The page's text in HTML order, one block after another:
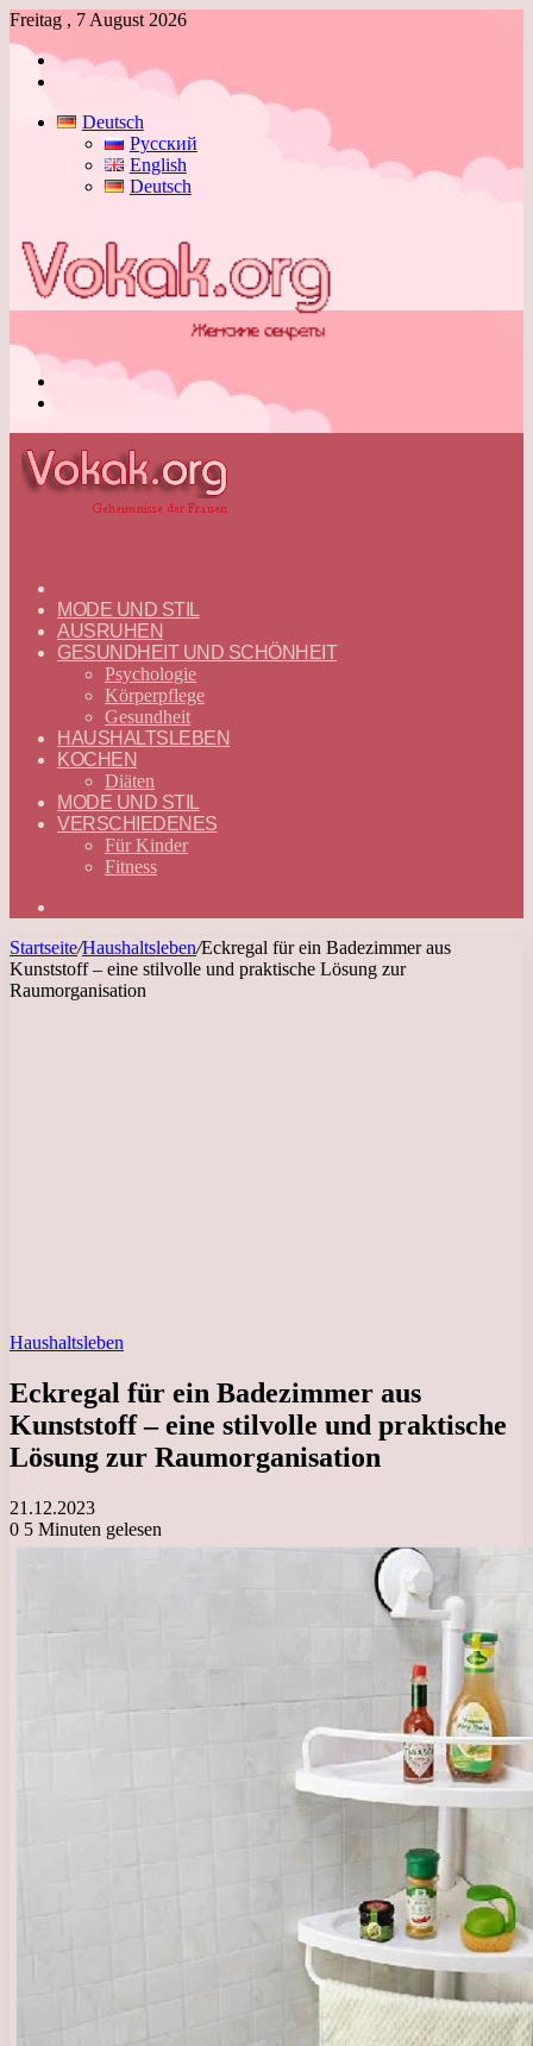
Freitag , 7 August 2026
Anmelden
Deutsch
Русский
English
Deutsch
—
DEUTSCH
MODE UND STIL
AUSRUHEN
GESUNDHEIT UND SCHÖNHEIT
Psychologie
Körperpflege
Gesundheit
HAUSHALTSLEBEN
KOCHEN
Diäten
MODE UND STIL
VERSCHIEDENES
Für Kinder
Fitness
Startseite/Haushaltsleben/Eckregal für ein Badezimmer aus
Kunststoff – eine stilvolle und praktische Lösung zur
Raumorganisation
Haushaltsleben
Eckregal für ein Badezimmer aus
Kunststoff – eine stilvolle und praktische
Lösung zur Raumorganisation
21.12.2023
0 5 Minuten gelesen